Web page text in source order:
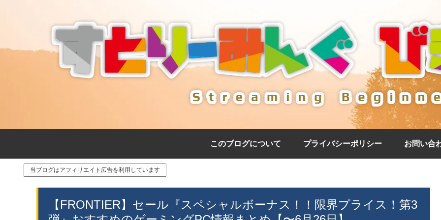
このブログについて プライバシーポリシー お問い合
当ブログはアフィリエイト広告を利用しています
【FRONTIER】セール『スペシャルボーナス！！限界プライス！第3